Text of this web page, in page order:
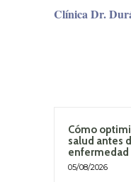
Clínica Dr.
Cómo
salud antes
enfermedad
05/08/2026